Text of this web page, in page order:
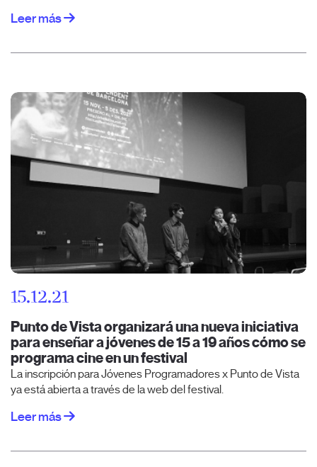
Leer más
15.12.21
Punto de Vista organizará una nueva iniciativa
para enseñar a jóvenes de 15 a 19 años cómo se
programa cine en un festival
La inscripción para Jóvenes Programadores x Punto de Vista
ya está abierta a través de la web del festival.
Leer más